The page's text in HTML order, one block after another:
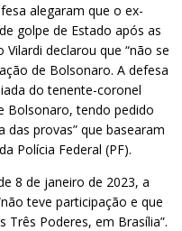
alegaram que o ex-
golpe de Estado após as
Vilardi declarou que “não se
de Bolsonaro. A defesa
do tenente-coronel
Bolsonaro, tendo pedido
das provas” que basearam
Polícia Federal (PF).
8 de janeiro de 2023, a
teve participação e que
Três Poderes, em Brasília”.